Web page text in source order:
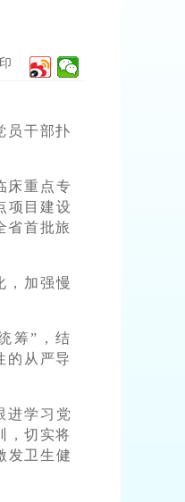
员干部扑
床重点专
项目建设
省首批旅
，加强慢
筹”，结
的从严导
进学习党
，切实将
发卫生健